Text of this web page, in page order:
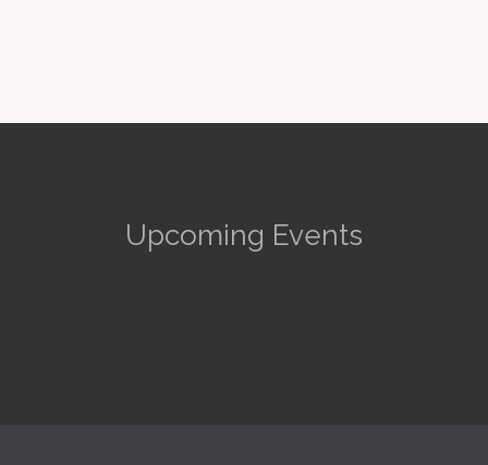
Upcoming Events